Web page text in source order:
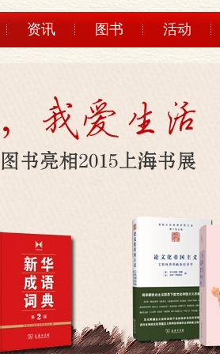
资讯 图书 活动